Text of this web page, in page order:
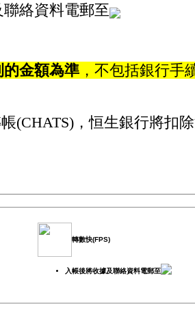
絡資料電郵至
金額為準 ，不包括銀行手
(CHATS)，恒生銀行將扣
轉數快(FPS)
入帳後將收據及聯絡資料電郵至